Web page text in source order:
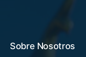
Sobre Nosotros